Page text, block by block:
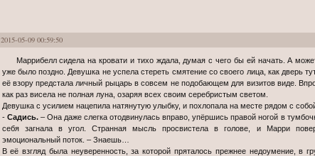
2015-05-09 00:59:50
Маррибелл сидела на кровати и тихо ждала, думая с чего бы ей начать. А может, лучше не надо было этого делать? Но,
уже было поздно. Девушка не успела стереть смятение со своего лица, как дверь
её взору предстала личный рыцарь в совсем не подобающем для визитов виде.
как раз висела не полная луна, озаряя всех своим серебристым светом.
Девушка с усилием нацепила натянутую улыбку, и похлопала на месте рядом с
-Садись. – Она даже слегка отодвинулась вправо, упёршись правой ногой в
себя загнала в угол. Странная мысль просвистела в голове, и Марри
эмоциональный поток. – Знаешь…
В её взгляд была неуверенность, за которой пряталось прежнее недоумение, в